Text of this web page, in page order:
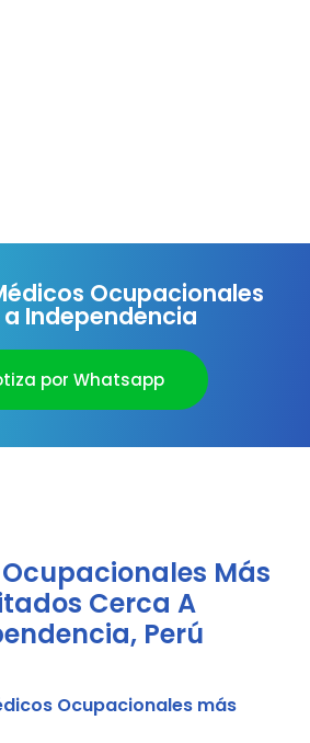
Ocupacionales
Independencia
por Whatsapp
Más
Cerca A
Perú
Ocupacionales más